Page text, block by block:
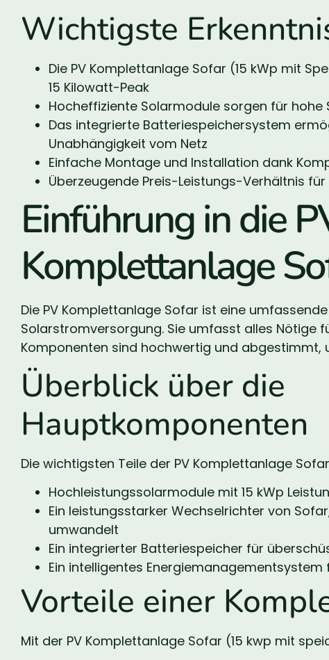
Wichtigste
Die PV Komplettanlage Sofar (15 kWp mit
15 Kilowatt-Peak
Hocheffiziente Solarmodule sorgen für
Das integrierte Batteriespeichersystem
Unabhängigkeit vom Netz
Einfache Montage und Installation dank
Überzeugende Preis-Leistungs-Verhältnis
Einführung in die
Komplettanlage
Die PV Komplettanlage Sofar ist eine
Solarstromversorgung. Sie umfasst alles Nötige
Komponenten sind hochwertig und abgestimmt,
Überblick über die
Hauptkomponenten
Die wichtigsten Teile der PV Komplettanlage
Hochleistungssolarmodule mit 15 kWp
Ein leistungsstarker Wechselrichter von
umwandelt
Ein integrierter Batteriespeicher für
Ein intelligentes
Vorteile einer
Mit der PV Komplettanlage Sofar (15 kwp mit